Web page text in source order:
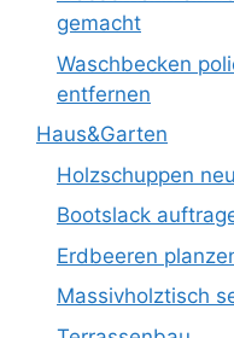
gemacht
Waschbecken
entfernen
Haus&Garten
Holzschuppen
Bootslack
Erdbeeren
Massivholztisch